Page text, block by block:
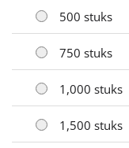
500 stuks
750 stuks
1,000 stuks
1,500 stuks